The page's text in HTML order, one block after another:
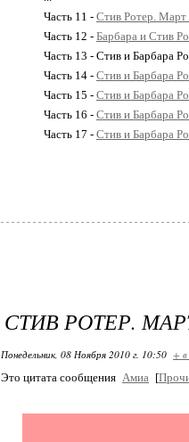
Часть 11 - Стив Ротер. Март
Часть 12 - Барбара и Стив
Часть 13 - Стив и Барбара
Часть 14 - Стив и Барбара
Часть 15 - Стив и Барбара
Часть 16 - Стив и Барбара
Часть 17 - Стив и Барбара
СТИВ РОТЕР.
Понедельник, 08 Ноября 2010 г. 10:50 +
Это цитата сообщения Амиа [